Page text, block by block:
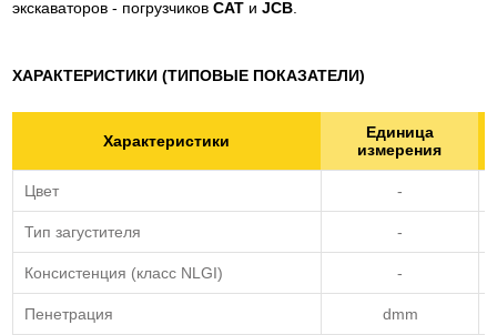
экскаваторов - погрузчиков CAT и JCB
ХАРАКТЕРИСТИКИ (ТИПОВЫЕ ПОКАЗАТЕЛИ)
Характеристики
Единица
измерения
Цвет -
Тип загустителя -
Консистенция (класс NLGI) -
Пенетрация dmm